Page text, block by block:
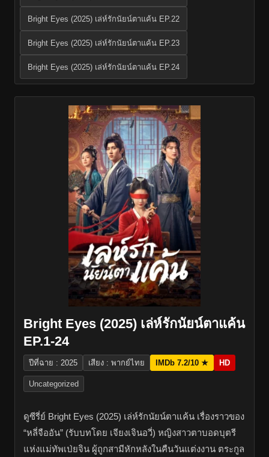
Bright Eyes (2025) เล่ห์รักนัยน์ตาแค้น EP.22
Bright Eyes (2025) เล่ห์รักนัยน์ตาแค้น EP.23
Bright Eyes (2025) เล่ห์รักนัยน์ตาแค้น EP.24
Bright Eyes (2025) เล่ห์รักนัยน์ตาแค้น
EP.1-24
ปีที่ฉาย : 2025 เสียง : พากย์ไทย IMDb 7.2/10 ★ HD
Uncategorized
ดูซีรี่ย์ Bright Eyes (2025) เล่ห์รักนัยน์ตาแค้น เรื่องราวของ
“หลี่จืออัน” (รับบทโดย เจียงเจินอวี่) หญิงสาวตาบอดบุตรี
แห่งแม่ทัพเป่ยจิน ผู้ถูกสามีหักหลังในคืนวันแต่งงาน ตระกูล